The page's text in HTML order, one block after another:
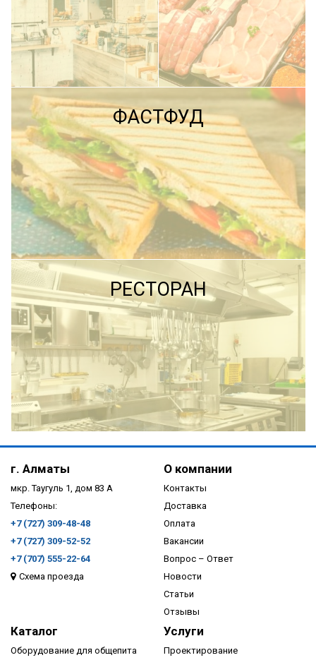
ПОДРОБНЕЕ
ПОДРОБНЕЕ ПОДРОБНЕЕ
ФАСТФУД
ПОДРОБНЕЕ
РЕСТОРАН
ПОДРОБНЕЕ
г. Алматы
мкр. Таугуль 1, дом 83 А
Телефоны:
+7 (727) 309-48-48
+7 (727) 309-52-52
+7 (707) 555-22-64
Схема проезда
О компании
Контакты
Доставка
Оплата
Вакансии
Вопрос – Ответ
Новости
Статьи
Отзывы
Каталог
Оборудование для общепита
Услуги
Проектирование